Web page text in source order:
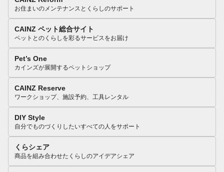
お住まいのメンテナンスとくらしのサポート
CAINZ ペット総合サイト
ペットとのくらしを彩るサービスをお届け
Pet’s One
カインズが展開するペットショップ
CAINZ Reserve
ワークショップ、施設予約、工具レンタル
DIY Style
自分でものづくりしたいすべての人をサポート
くらシェア
商品を組み合わせたくらしのアイデアシェア